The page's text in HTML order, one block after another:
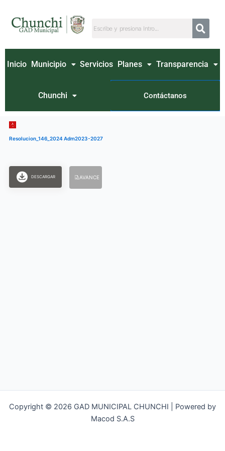
contenido
Inicio Municipio Servicios Planes Transparencia
Chunchi Contáctanos
Resolucion_146_2024 Adm2023-2027
DESCARGAR AVANCE
Copyright © 2026 GAD MUNICIPAL CHUNCHI | Powered by
Macod S.A.S